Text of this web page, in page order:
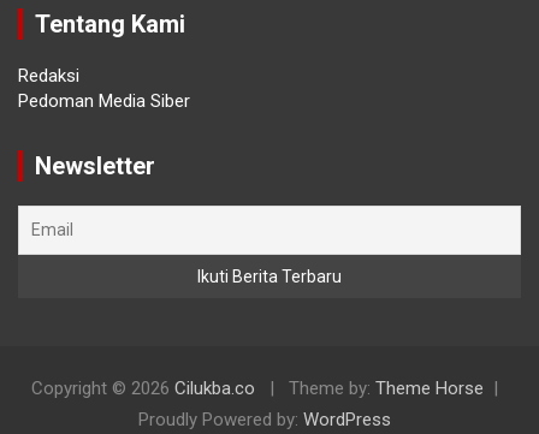
Tentang Kami
Redaksi
Pedoman Media Siber
Newsletter
Copyright © 2026 Cilukba.co Theme by: Theme Horse
Proudly Powered by: WordPress